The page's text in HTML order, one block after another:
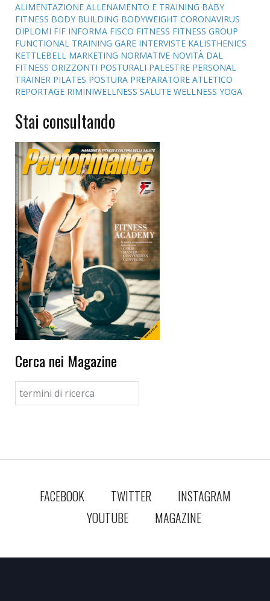
ALIMENTAZIONE ALLENAMENTO E TRAINING BABY
FITNESS BODY BUILDING BODYWEIGHT CORONAVIRUS
DIPLOMI FIF INFORMA FISCO FITNESS FITNESS GROUP
FUNCTIONAL TRAINING GARE INTERVISTE KALISTHENICS
KETTLEBELL MARKETING NORMATIVE NOVITÀ DAL
FITNESS ORIZZONTI POSTURALI PALESTRE PERSONAL
TRAINER PILATES POSTURA PREPARATORE ATLETICO
REPORTAGE RIMINIWELLNESS SALUTE WELLNESS YOGA
Stai consultando
Cerca nei Magazine
FACEBOOK TWITTER
INSTAGRAM
YOUTUBE
MAGAZINE